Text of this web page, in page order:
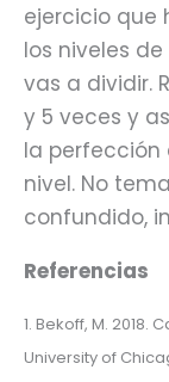
ejercicio que
los niveles
vas a dividir.
y 5 veces y
la perfección
nivel. No
confundido,
Referencias
1. Bekoff, M. 2018.
University of